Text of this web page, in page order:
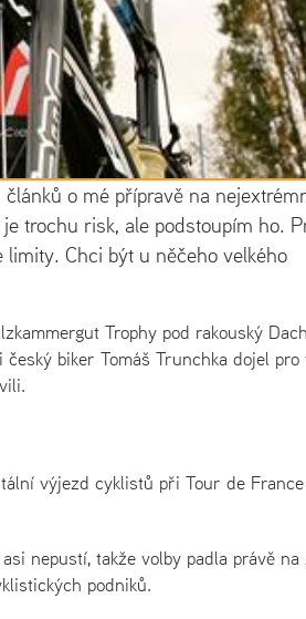
o mé přípravě na
trochu risk, ale podstoupím ho.
Chci být u něčeho velkého
Trophy pod rakouský
biker Tomáš Trunchka dojel
výjezd cyklistů při Tour de
nepustí, takže volby padla právě na
podniků.